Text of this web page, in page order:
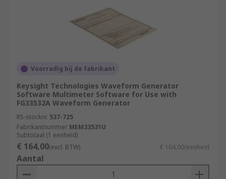
Voorradig bij de fabrikant
Keysight Technologies Waveform Generator
Software Multimeter Software for Use with
FG33532A Waveform Generator
RS-stocknr. 537-725
Fabrikantnummer MEM33531U
Subtotaal (1 eenheid)
€ 164,00(excl. BTW) € 164,00/eenheid
Aantal